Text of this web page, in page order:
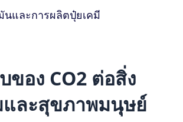
นและการผลิตปุ๋ยเคมี
ของ CO2 ต่อสิ่ง
ละสุขภาพมนุษย์